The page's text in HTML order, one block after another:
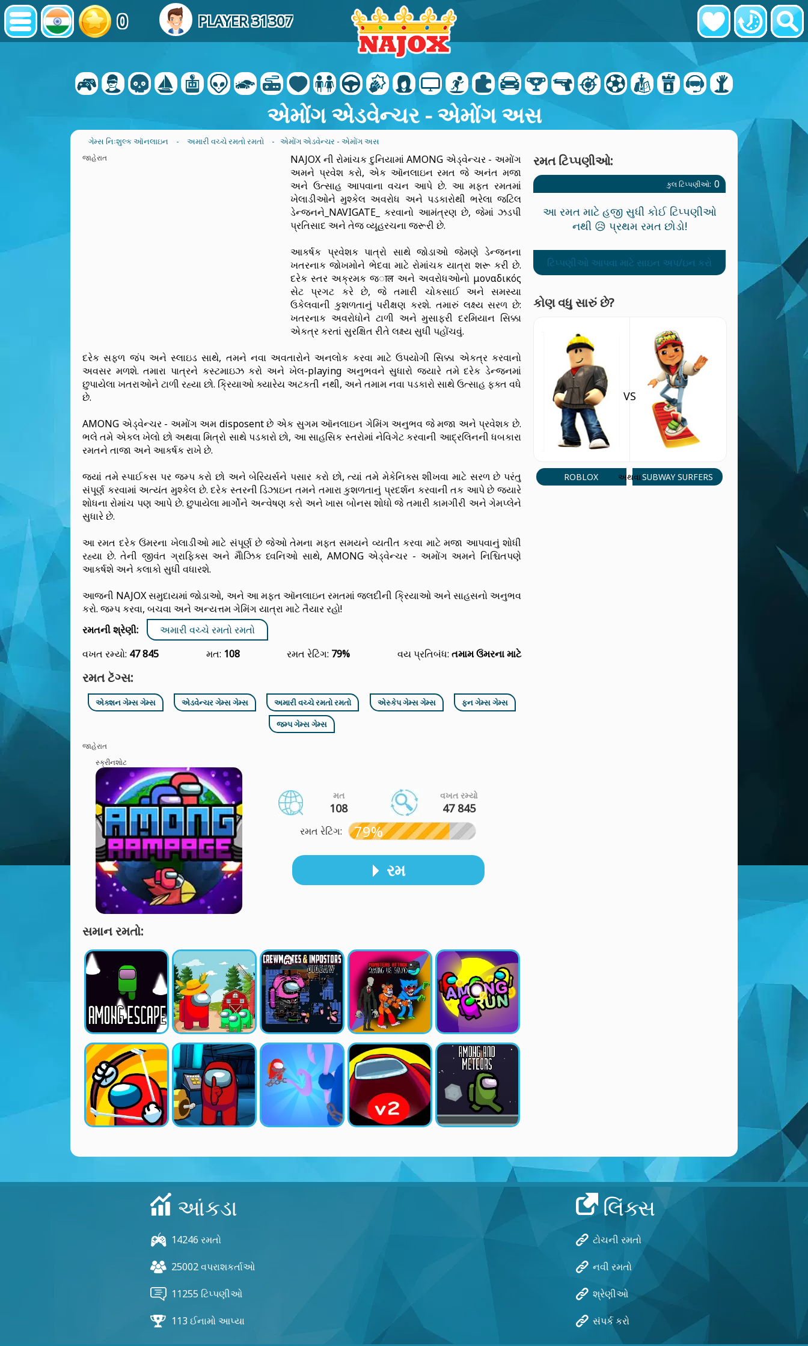
0 PLAYER 31307
એમોંગ એડવેન્ચર - એમોંગ અસ
ગેમ્સ નિઃશુલ્ક ઑનલાઇન - અમારી વચ્ચે રમતો રમતો - એમોંગ એડવેન્ચર - એમોંગ અસ
જાહેરાત
NAJOX ની રોમાંચક દુનિયામાં AMONG એડ્વેન્ચર - અમોંગ
અમને પ્રવેશ કરો, એક ઑનલાઇન રમત જે અનંત મજા
અને ઉત્સાહ આપવાના વચન આપે છે. આ મફત રમતમાં
ખેલાડીઓને મુશ્કેલ અવરોધ અને પડકારોથી ભરેલા જટિલ
ડેન્જનને_NAVIGATE_ કરવાનો આમંત્રણ છે, જેમાં ઝડપી
પ્રતિસાદ અને તેજ વ્યૂહરચના જરૂરી છે.
આકર્ષક પ્રવેશક પાત્રો સાથે જોડાઓ જેમણે ડેન્જનના
ખતરનાક જોખમોને ભેદવા માટે રોમાંચક યાત્રા શરૂ કરી છે.
દરેક સ્તર અક્રમક જाल અને અવરોધઓનો μοναδικός
સેટ પ્રગટ કરે છે, જે તમારી ચોકસાઈ અને સમસ્યા
ઉકેલવાની કુશળતાનું પરીક્ષણ કરશે. તમારું લક્ષ્ય સરળ છે:
ખતરનાક અવરોધોને ટાળી અને મુસાફરી દરમિયાન સિક્કા
એકત્ર કરતાં સુરક્ષિત રીતે લક્ષ્ય સુધી પહોંચવું.
દરેક સફળ જંપ અને સ્લાઇડ સાથે, તમને નવા અવતારોને અનલોક કરવા માટે ઉપયોગી સિક્કા એકત્ર કરવાનો
અવસર મળશે. તમારા પાત્રને કસ્ટમાઇઝ કરો અને ખેલ-playing અનુભવને સુધારો જ્યારે તમે દરેક ડેન્જનમાં
છુપાયેલા ખતરાઓને ટાળી રહ્યા છો. ક્રિયાઓ ક્યારેય અટકતી નથી, અને તમામ નવા પડકારો સાથે ઉત્સાહ ફક્ત વધે
છે.
AMONG એડ્વેન્ચર - અમોંગ અમ disposent છે એક સુગમ ઑનલાઇન ગેમિંગ અનુભવ જે મજા અને પ્રવેશક છે.
ભલે તમે એકલ ખેલો છો અથવા મિત્રો સાથે પડકારો છો, આ સાહસિક સ્તરોમાં નેવિગેટ કરવાની આદ્રલિનની ધબકારા
રમતને તાજા અને આકર્ષક રાખે છે.
જ્યાં તમે સ્પાઈકસ પર જમ્પ કરો છો અને બેરિયર્સને પસાર કરો છો, ત્યાં તમે મેકેનિક્સ શીખવા માટે સરળ છે પરંતુ
સંપૂર્ણ કરવામાં અત્યંત મુશ્કેલ છે. દરેક સ્તરની ડિઝાઇન તમને તમારા કુશળતાનું પ્રદર્શન કરવાની તક આપે છે જ્યારે
શોધના રોમાંચ પણ આપે છે. છુપાયેલા માર્ગોને અન્વેષણ કરો અને ખાસ બોનસ શોધો જે તમારી કામગીરી અને ગેમપ્લેને
સુધારે છે.
આ રમત દરેક ઉંમરના ખેલાડીઓ માટે સંપૂર્ણ છે જેઓ તેમના મફત સમયને વ્યતીત કરવા માટે મજા આપવાનું શોધી
રહ્યા છે. તેની જીવંત ગ્રાફિક્સ અને મોૈઝિક ધ્વનિઓ સાથે, AMONG એડ્વેન્ચર - અમોંગ અમને નિશ્ચિતપણે
આકર્ષશે અને કલાકો સુધી વધારશે.
આજની NAJOX સમુદાયમાં જોડાઓ, અને આ મફત ઑનલાઇન રમતમાં જલદીની ક્રિયાઓ અને સાહસનો અનુભવ
કરો. જમ્પ કરવા, બચવા અને અન્યત્તમ ગેમિંગ યાત્રા માટે તૈયાર રહો!
રમતની શ્રેણી:
અમારી વચ્ચે રમતો રમતો
વખત રમ્યો: 47 845 મત: 108 રમત રેટિંગ: 79% વય પ્રતિબંધ: તમામ ઉંમરના માટે
રમત ટૅગ્સ:
એક્શન ગેમ્સ ગેમ્સ એડવેન્ચર ગેમ્સ ગેમ્સ અમારી વચ્ચે રમતો રમતો એસ્કેપ ગેમ્સ ગેમ્સ
ફન ગેમ્સ ગેમ્સ
જમ્પ ગેમ્સ ગેમ્સ
જાહેરાત
સ્ક્રીનશોટ
મત
108
વખત રમ્યો
47 845
રમત રેટિંગ: 79%
રમ
સમાન રમતો:
રમત ટિપ્પણીઓ:
કુલ ટિપ્પણીઓ: 0
આ રમત માટે હજી સુધી કોઈ ટિપ્પણીઓ
નથી 😥 પ્રથમ રમત છોડો!
ટિપ્પણીઓ આપવા માટે સાઇન અપ/ઇન કરો
કોણ વધુ સારું છે?
ROBLOX
VS
અથવાSUBWAY SURFERS
આંકડા
14246 રમતો
25002 વપરાશકર્તાઓ
11255 ટિપ્પણીઓ
113 ઈનામો આપ્યા
લિંક્સ
ટોચની રમતો
નવી રમતો
શ્રેણીઓ
સંપર્ક કરો